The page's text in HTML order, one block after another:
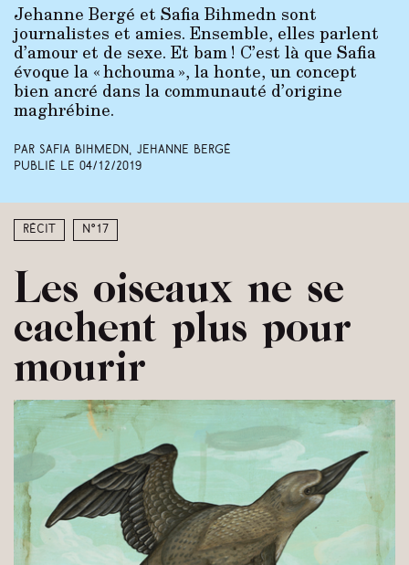
Jehanne Bergé et Safia Bihmedn sont
journalistes et amies. Ensemble, elles parlent
d’amour et de sexe. Et bam ! C’est là que Safia
évoque la « hchouma », la honte, un concept
bien ancré dans la communauté d’origine
maghrébine.
Par Safia Bihmedn, Jehanne Bergé
Publié le 04/12/2019
Récit N°17
Les oiseaux ne se
cachent plus pour
mourir